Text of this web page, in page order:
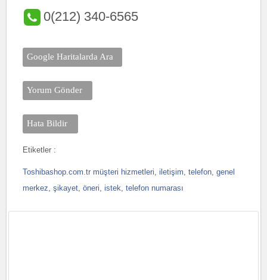
0(212) 340-6565
Google Haritalarda Ara
Yorum Gönder
Hata Bildir
Etiketler :
Toshibashop.com.tr müşteri hizmetleri, iletişim, telefon, genel
merkez, şikayet, öneri, istek, telefon numarası